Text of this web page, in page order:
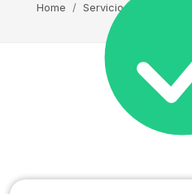
Home Servicio Técnico